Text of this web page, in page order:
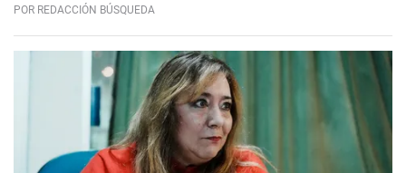
POR REDACCIÓN BÚSQUEDA